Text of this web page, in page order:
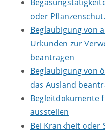
oder
Beglaubigung von
Urkunden zur
beantragen
Beglaubigung von
das Ausland
Begleitdokumente
ausstellen
Bei Krankheit oder